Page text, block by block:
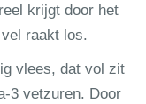
krijgt door het
raakt los.
vlees, dat vol zit
3 vetzuren. Door